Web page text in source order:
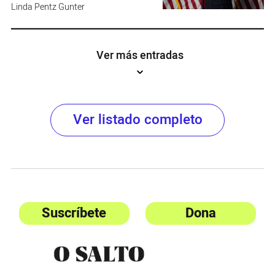
Linda Pentz Gunter
Ver más entradas
Ver listado completo
Suscríbete Dona